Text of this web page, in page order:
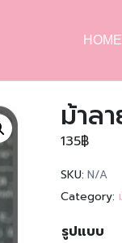
HOME
ม้าล
135฿
SKU: N/A
Category:
รูปแบบ